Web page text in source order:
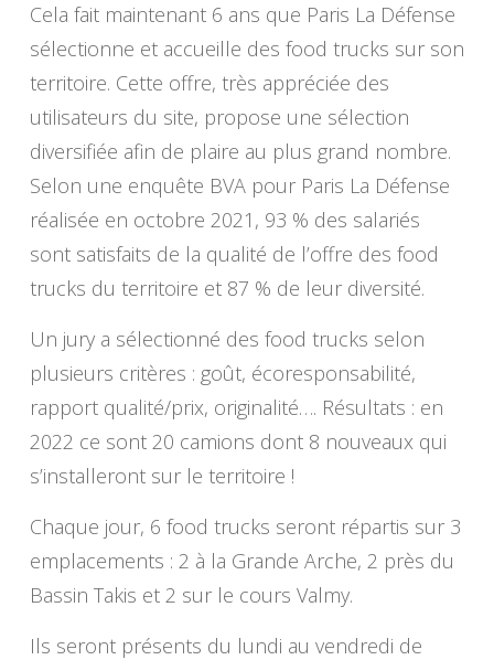
Cela fait maintenant 6 ans que Paris La Défense
sélectionne et accueille des food trucks sur son
territoire. Cette offre, très appréciée des
utilisateurs du site, propose une sélection
diversifiée afin de plaire au plus grand nombre.
Selon une enquête BVA pour Paris La Défense
réalisée en octobre 2021, 93 % des salariés
sont satisfaits de la qualité de l’offre des food
trucks du territoire et 87 % de leur diversité.
Un jury a sélectionné des food trucks selon
plusieurs critères : goût, écoresponsabilité,
rapport qualité/prix, originalité…. Résultats : en
2022 ce sont 20 camions dont 8 nouveaux qui
s’installeront sur le territoire !
Chaque jour, 6 food trucks seront répartis sur 3
emplacements : 2 à la Grande Arche, 2 près du
Bassin Takis et 2 sur le cours Valmy.
Ils seront présents du lundi au vendredi de